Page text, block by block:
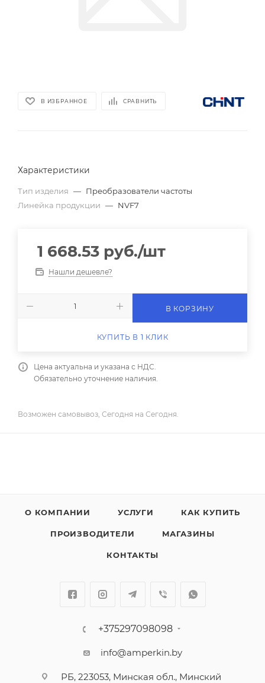
В ИЗБРАННОЕ СРАВНИТЬ
Характеристики
Тип изделия — Преобразователи частоты
Линейка продукции — NVF7
1 668.53 руб./шт
Нашли дешевле?
В КОРЗИНУ
КУПИТЬ В 1 КЛИК
Цена актуальна и указана с НДС.
Обязательно уточнение наличия.
Возможен самовывоз, Сегодня на Сегодня.
О КОМПАНИИ УСЛУГИ КАК КУПИТЬ
ПРОИЗВОДИТЕЛИ МАГАЗИНЫ
КОНТАКТЫ
+375297098098
info@amperkin.by
РБ, 223053, Минская обл., Минский